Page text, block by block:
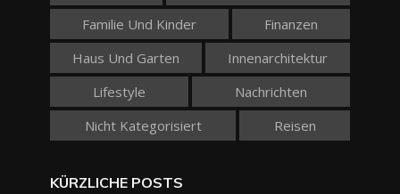
Familie Und Kinder
Finanzen
Haus Und Garten
Innenarchitektur
Lifestyle
Nachrichten
Nicht Kategorisiert
Reisen
KÜRZLICHE POSTS